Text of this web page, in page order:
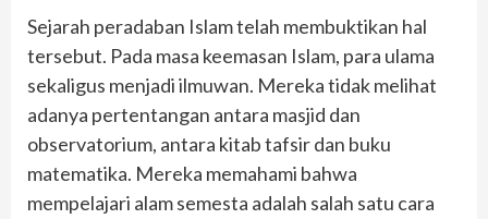
Sejarah peradaban Islam telah membuktikan hal
tersebut. Pada masa keemasan Islam, para ulama
sekaligus menjadi ilmuwan. Mereka tidak melihat
adanya pertentangan antara masjid dan
observatorium, antara kitab tafsir dan buku
matematika. Mereka memahami bahwa
mempelajari alam semesta adalah salah satu cara